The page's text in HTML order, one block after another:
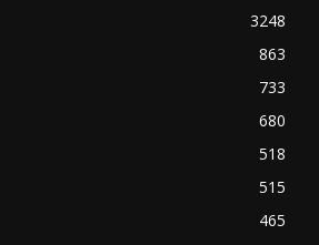
3248
863
733
680
518
515
465